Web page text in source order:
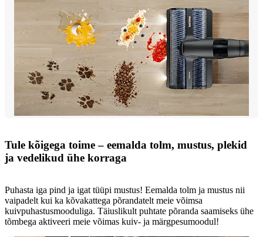
Tule kõigega toime – eemalda tolm, mustus, plekid
ja vedelikud ühe korraga
Puhasta iga pind ja igat tüüpi mustus! Eemalda tolm ja mustus nii
vaipadelt kui ka kõvakattega põrandatelt meie võimsa
kuivpuhastusmooduliga. Täiuslikult puhtate põranda saamiseks ühe
tõmbega aktiveeri meie võimas kuiv- ja märgpesumoodul!